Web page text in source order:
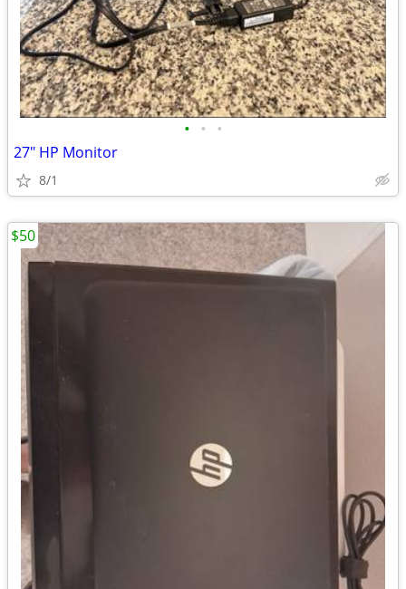
• • •
27" HP Monitor
8/1
$50